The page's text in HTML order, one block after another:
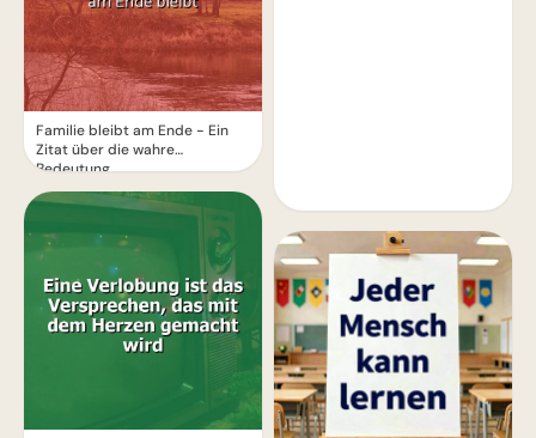
Familie bleibt am Ende - Ein
Zitat über die wahre
Bedeutung